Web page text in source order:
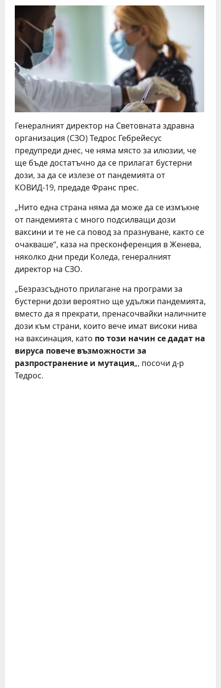
Генералният директор на Световната здравна
организация (СЗО) Тедрос Гебрейесус
предупреди днес, че няма място за илюзии, че
ще бъде достатъчно да се прилагат бустерни
дози, за да се излезе от пандемията от
КОВИД-19, предаде Франс прес.
„Нито една страна няма да може да се измъкне
от пандемията с много подсилващи дози
ваксини и те не са повод за празнуване, както се
очакваше“, каза на пресконференция в Женева,
няколко дни преди Коледа, генералният
директор на СЗО.
„Безразсъдното прилагане на програми за
бустерни дози вероятно ще удължи пандемията,
вместо да я прекрати, пренасочвайки наличните
дози към страни, които вече имат високи нива
на ваксинация, като по този начин се дадат на
вируса повече възможности за
разпространение и мутация„, посочи д-р
Тедрос.